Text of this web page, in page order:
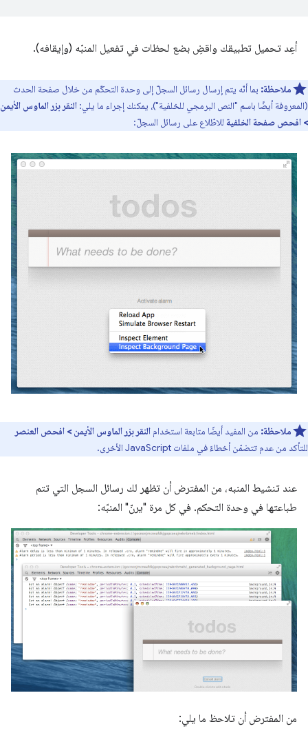
أعِد تحميل تطبيقك واقضِ بضع لحظات في تفعيل المنبّه (وإيقافه).
ملاحظة: بما أنّه يتم إرسال رسائل السجلّ إلى وحدة التحكّم من خلال صفحة الحدث
(المعروفة أيضًا باسم "النص البرمجي للخلفية")، يمكنك إجراء ما يلي: النقر بزر الماوس الأيمن
> افحص صفحة الخلفية للاطّلاع على رسائل السجلّ:
ملاحظة: من المفيد أيضًا متابعة استخدام النقر بزر الماوس الأيمن > افحص العنصر
للتأكد من عدم تتضمّن أخطاءً في ملفات JavaScript الأخرى.
عند تنشيط المنبه، من المفترض أن تظهر لك رسائل السجل التي تتم
طباعتها في وحدة التحكم. في كل مرة "يرنّ" المنبّه:
من المفترض أن تلاحظ ما يلي: